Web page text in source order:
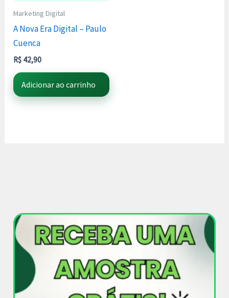
Marketing Digital
A Nova Era Digital – Paulo
Cuenca
R$ 42,90
Adicionar ao carrinho